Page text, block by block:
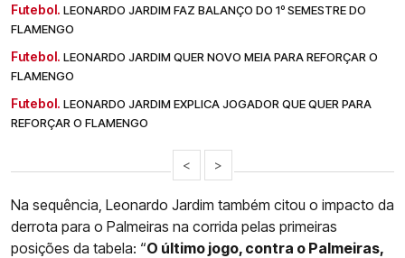
Futebol. LEONARDO JARDIM FAZ BALANÇO DO 1º SEMESTRE DO
FLAMENGO
Futebol. LEONARDO JARDIM QUER NOVO MEIA PARA REFORÇAR O
FLAMENGO
Futebol. LEONARDO JARDIM EXPLICA JOGADOR QUE QUER PARA
REFORÇAR O FLAMENGO
< >
Na sequência, Leonardo Jardim também citou o impacto da
derrota para o Palmeiras na corrida pelas primeiras
posições da tabela: “O último jogo, contra o Palmeiras,